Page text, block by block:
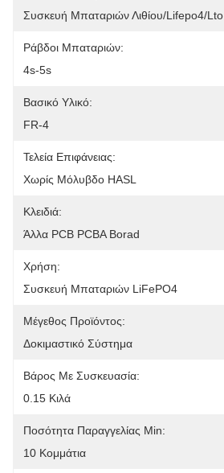
Συσκευή Μπαταριών Λιθίου/Lifepo4/Lto
Ράβδοι Μπαταριών:
4s-5s
Βασικό Υλικό:
FR-4
Τελεία Επιφάνειας:
Χωρίς Μόλυβδο HASL
Κλειδιά:
Άλλα PCB PCBA Borad
Χρήση:
Συσκευή Μπαταριών LiFePO4
Μέγεθος Προϊόντος:
Δοκιμαστικό Σύστημα
Βάρος Με Συσκευασία:
0.15 Κιλά
Ποσότητα Παραγγελίας Min:
10 Κομμάτια